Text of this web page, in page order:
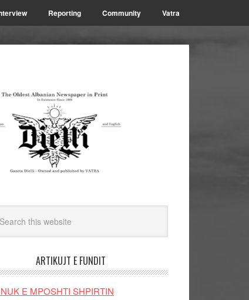
Reporting Community Vatra
ARTIKUJT E FUNDIT
E MPOSHTI SHPIRTIN